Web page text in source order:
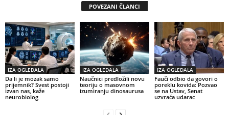
POVEZANI ČLANCI
IZA OGLEDALA
Da li je mozak samo
prijemnik? Svest postoji
izvan nas, kaže
neurobiolog
IZA OGLEDALA
Naučnici predložili novu
teoriju o masovnom
izumiranju dinosaurusa
IZA OGLEDALA
Fauči odbio da govori o
poreklu kovida: Pozvao
se na Ustav, Senat
uzvraća udarac